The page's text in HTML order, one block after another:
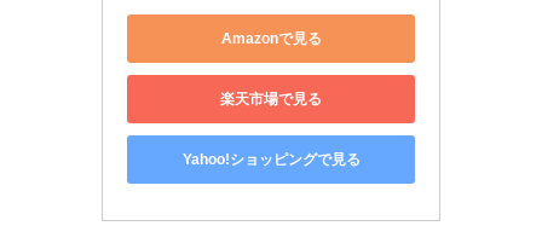
Amazonで見る
楽天市場で見る
Yahoo!ショッピングで見る